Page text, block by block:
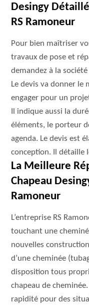
Desingy
RS Ramoneur
Pour bien maîtriser
travaux de pose et
demandez à la
Le devis va donner le
engager pour un
Il indique aussi la
éléments, le porteur
agenda. Le devis est
conception. Il détaille
La Meilleure
Chapeau
Ramoneur
L’entreprise RS
touchant une
nouvelles
d’une cheminée
disposition tous
chapeau de
rapidité pour des